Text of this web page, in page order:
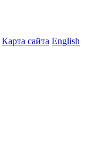
Карта сайта English